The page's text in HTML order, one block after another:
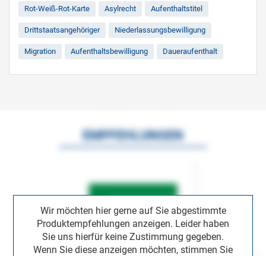
Rot-Weiß-Rot-Karte Asylrecht Aufenthaltstitel
Drittstaatsangehöriger Niederlassungsbewilligung
Migration Aufenthaltsbewilligung Daueraufenthalt
Wir möchten hier gerne auf Sie abgestimmte
Produktempfehlungen anzeigen. Leider haben
Sie uns hierfür keine Zustimmung gegeben.
Wenn Sie diese anzeigen möchten, stimmen Sie
EMPFEHLUNGEN